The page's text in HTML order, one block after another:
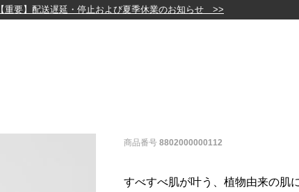
【重要】配送遅延・停止および夏季休業のお知らせ >>
商品番号 8802000000112
すべすべ肌が叶う、植物由来の肌